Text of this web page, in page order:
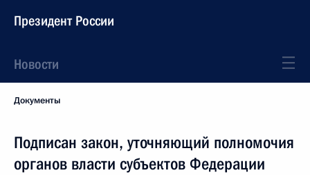
Президент России
Новости
Документы
Подписан закон, уточняющий полномочия
органов власти субъектов Федерации